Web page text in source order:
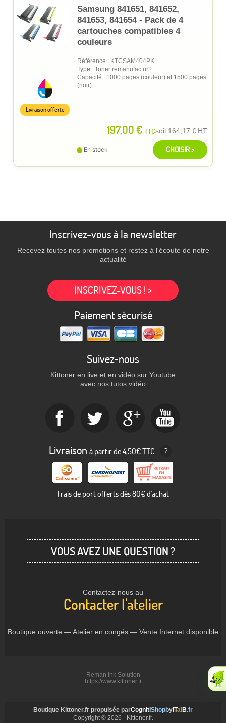
Samsung 841651, 841652,
841653, 841654 - Pack de 4
cartouches compatibles 4
couleurs
Référence : KTCSAM404PK
Type : Toner remanufactur?
Capacité : 1000 pages (couleur) et 1500 pages
(noir)
197,00 € TTCsoit 164,17 € HT
Livraison offerte
En stock CHOISIR >
Inscrivez-vous à la newsletter
Recevez toutes nos promotions et restez à l'écoute de notre
actualité
INSCRIVEZ-VOUS ! >
Paiement sécurisé
Suivez-nous
Kittoner en live et en vidéo sur Youtube
avec nos tutos vidéo
Livraison à partir de 4,50€ TTC ?
Frais de port offerts dès 80€ d'achat
VOUS AVEZ UNE QUESTION ?
Contactez-nous au
Contacter l'atelier
Boutique ouverte — Atelier en congés — Vente Internet disponible
Reman Ink Solution
https://www.kittoner.fr
Boutique Kittoner.fr propulsée parCognitiShopby ITaiB.fr
Copyright © 2026 - Kittoner.fr.